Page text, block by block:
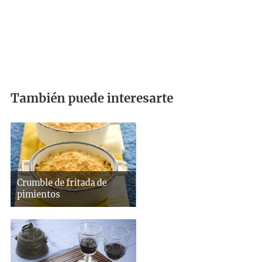
También puede interesarte
Crumble de fritada de
pimientos